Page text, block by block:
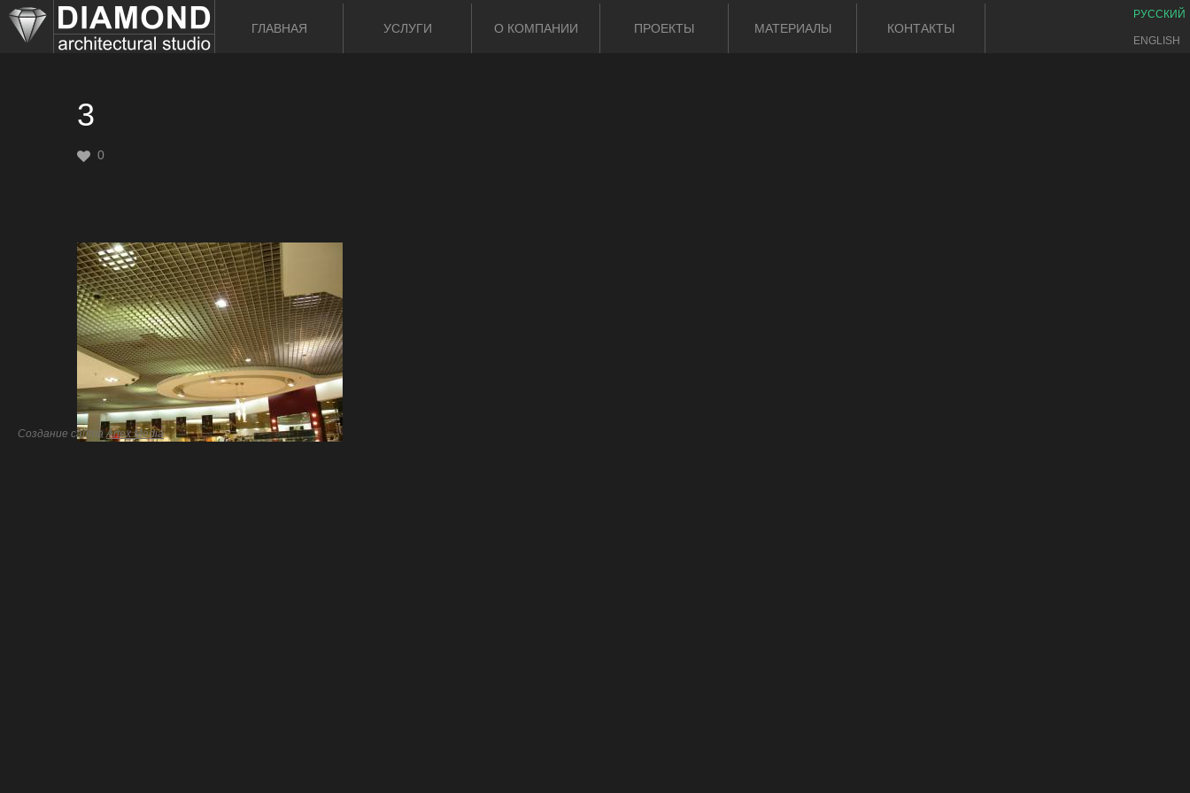
ГЛАВНАЯ УСЛУГИ О КОМПАНИИ ПРОЕКТЫ МАТЕРИАЛЫ КОНТАКТЫ
РУССКИЙ
ENGLISH
3
0
Создание сайтаArtex Media